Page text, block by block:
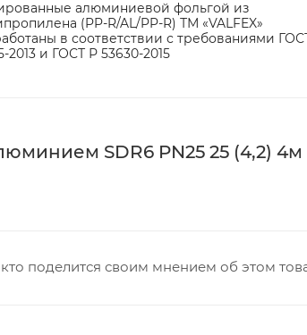
алюминиевой фольгой из
(PP-R/AL/PP-R) ТМ «VALFEX»
в соответствии с требованиями
2013 и ГОСТ Р 53630-2015
SDR6 PN25 25 (4,2) 4м
поделится своим мнением об этом